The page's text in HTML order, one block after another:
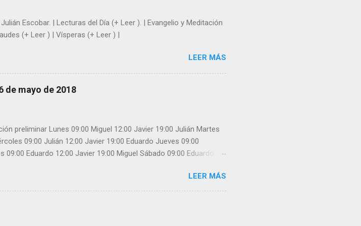
Escobar. | Lecturas del Día (+ Leer ). | Evangelio y Meditación
(+ Leer ) | Vísperas (+ Leer ) |
LEER MÁS
de mayo de 2018
preliminar Lunes 09:00 Miguel 12:00 Javier 19:00 Julián Martes
09:00 Julián 12:00 Javier 19:00 Eduardo Jueves 09:00
Eduardo 12:00 Javier 19:00 Miguel Sábado 09:00 Eduardo
LEER MÁS